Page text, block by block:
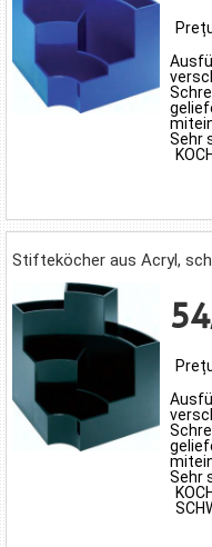
Sehr
Stifteköcher aus Acryl,
Sehr